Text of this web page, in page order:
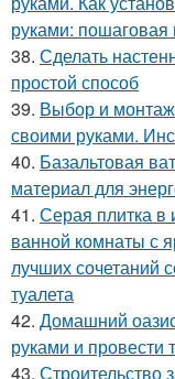
руками: пошаговая
38. Сделать
простой способ
39. Выбор и
своими руками.
40. Базальтовая
материал для
41. Серая плитка в
ванной комнаты с
лучших сочетаний
туалета
42. Домашний
руками и провести
43. Строительство